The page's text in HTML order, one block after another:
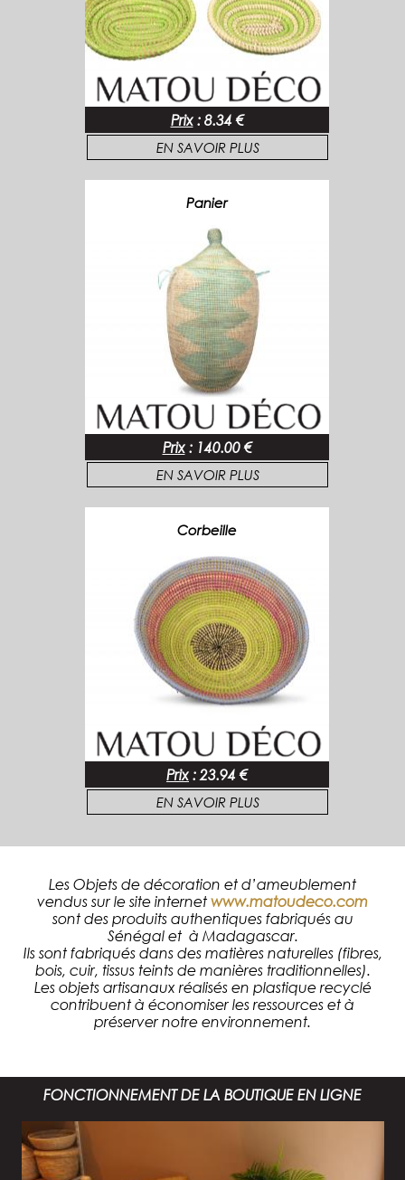
Prix : 8.34 €
EN SAVOIR PLUS
Panier
Prix : 140.00 €
EN SAVOIR PLUS
Corbeille
Prix : 23.94 €
EN SAVOIR PLUS
Les Objets de décoration et d’ameublement
vendus sur le site internetwww.matoudeco.com
sont des produits authentiques fabriqués au
Sénégal et à Madagascar.
Ils sont fabriqués dans des matières naturelles (fibres,
bois, cuir, tissus teints de manières traditionnelles).
Les objets artisanaux réalisés en plastique recyclé
contribuent à économiser les ressources et à
préserver notre environnement.
FONCTIONNEMENT DE LA BOUTIQUE EN LIGNE